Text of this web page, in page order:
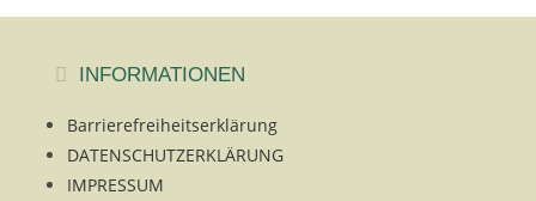
INFORMATIONEN
Barrierefreiheitserklärung
DATENSCHUTZERKLÄRUNG
IMPRESSUM